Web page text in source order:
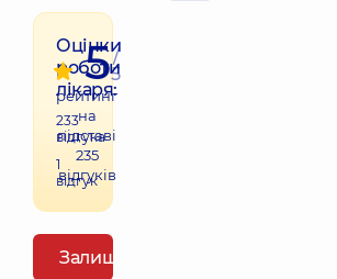
Оцінки
роботи
лікаря:
233
відгука
1
відгук
5/
5
рейтинг
на
підставі
235
відгуків
Залишити відгук